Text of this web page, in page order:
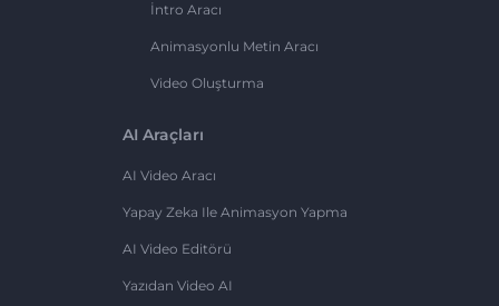
İntro Aracı
Animasyonlu Metin Aracı
Video Oluşturma
AI Araçları
AI Video Aracı
Yapay Zeka Ile Animasyon Yapma
AI Video Editörü
Yazıdan Video AI